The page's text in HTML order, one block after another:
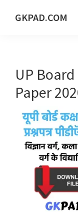
GKPAD.COM
PORTAL
UP
Paper